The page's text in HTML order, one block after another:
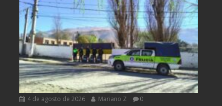
4 de agosto de 2026 Mariano Z 0